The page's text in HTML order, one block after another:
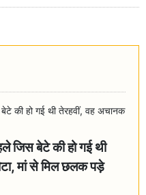
बेटे की हो गई थी
मां से मिल छलक पड़े